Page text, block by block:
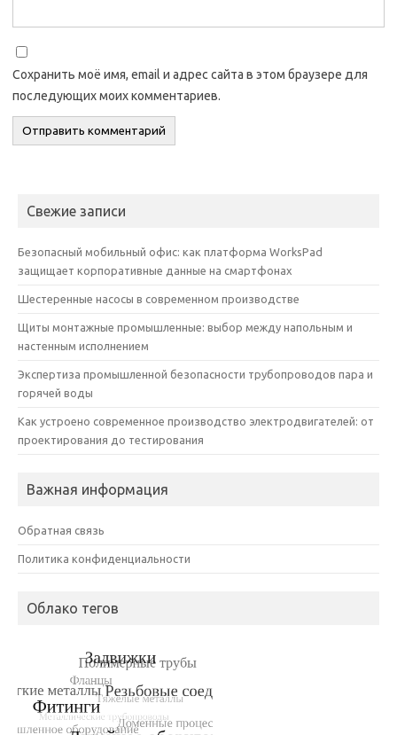
Сохранить моё имя, email и адрес сайта в этом браузере для
последующих моих комментариев.
Свежие записи
Безопасный мобильный офис: как платформа WorksPad
защищает корпоративные данные на смартфонах
Шестеренные насосы в современном производстве
Щиты монтажные промышленные: выбор между напольным и
настенным исполнением
Экспертиза промышленной безопасности трубопроводов пара и
горячей воды
Как устроено современное производство электродвигателей: от
проектирования до тестирования
Важная информация
Обратная связь
Политика конфиденциальности
Облако тегов